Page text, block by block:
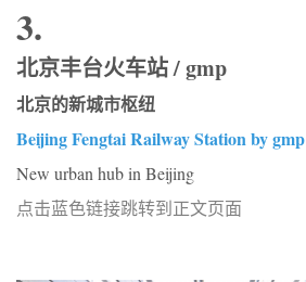
3.
北京丰台火车站 / gmp
北京的新城市枢纽
Beijing Fengtai Railway Station by gmp
New urban hub in Beijing
点击蓝色链接跳转到正文页面